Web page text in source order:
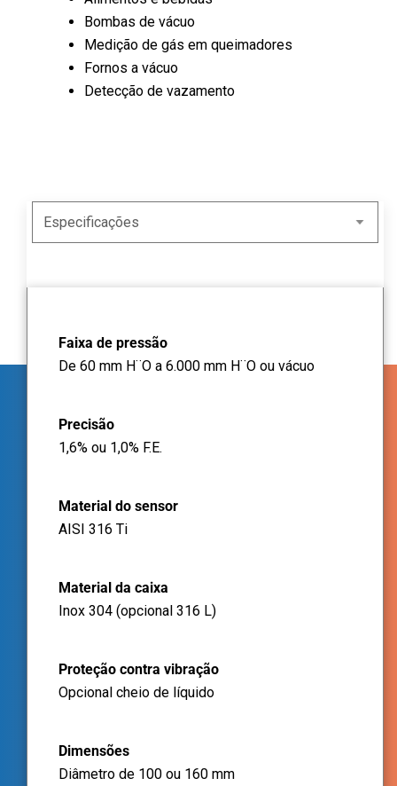
Bombas de vácuo
Medição de gás em queimadores
Fornos a vácuo
Detecção de vazamento
Faixa de pressão
De 60 mm H¨O a 6.000 mm H¨O ou vácuo
Precisão
1,6% ou 1,0% F.E.
Material do sensor
AISI 316 Ti
Material da caixa
Inox 304 (opcional 316 L)
Proteção contra vibração
Opcional cheio de líquido
Dimensões
Diâmetro de 100 ou 160 mm